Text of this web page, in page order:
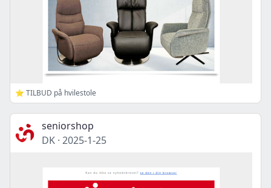
⭐ TILBUD på hvilestole
seniorshop
DK · 2025-1-25